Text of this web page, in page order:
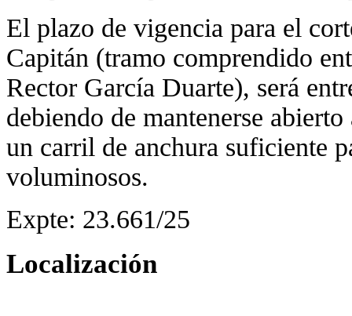
El plazo de vigencia para el
Capitán (tramo comprendido
Rector García Duarte), será
debiendo de mantenerse
un carril de anchura suficiente
voluminosos.
Expte: 23.661/25
Localización